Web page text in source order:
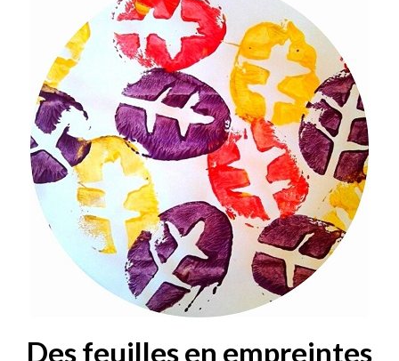
Des feuilles en empreintes